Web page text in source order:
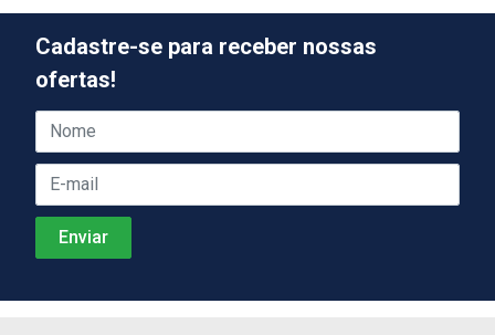
Cadastre-se para receber nossas
ofertas!